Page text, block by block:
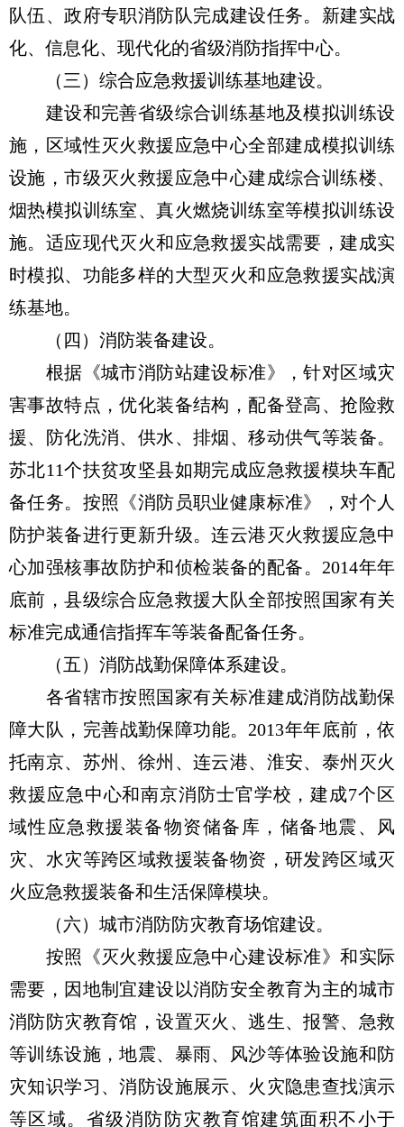
队伍、政府专职消防队完成建设任务。新建实战
化、信息化、现代化的省级消防指挥中心。
（三）综合应急救援训练基地建设。
建设和完善省级综合训练基地及模拟训练设
施，区域性灭火救援应急中心全部建成模拟训练
设施，市级灭火救援应急中心建成综合训练楼、
烟热模拟训练室、真火燃烧训练室等模拟训练设
施。适应现代灭火和应急救援实战需要，建成实
时模拟、功能多样的大型灭火和应急救援实战演
练基地。
（四）消防装备建设。
根据《城市消防站建设标准》，针对区域灾
害事故特点，优化装备结构，配备登高、抢险救
援、防化洗消、供水、排烟、移动供气等装备。
苏北11个扶贫攻坚县如期完成应急救援模块车配
备任务。按照《消防员职业健康标准》，对个人
防护装备进行更新升级。连云港灭火救援应急中
心加强核事故防护和侦检装备的配备。2014年年
底前，县级综合应急救援大队全部按照国家有关
标准完成通信指挥车等装备配备任务。
（五）消防战勤保障体系建设。
各省辖市按照国家有关标准建成消防战勤保
障大队，完善战勤保障功能。2013年年底前，依
托南京、苏州、徐州、连云港、淮安、泰州灭火
救援应急中心和南京消防士官学校，建成7个区
域性应急救援装备物资储备库，储备地震、风
灾、水灾等跨区域救援装备物资，研发跨区域灭
火应急救援装备和生活保障模块。
（六）城市消防防灾教育场馆建设。
按照《灭火救援应急中心建设标准》和实际
需要，因地制宜建设以消防安全教育为主的城市
消防防灾教育馆，设置灭火、逃生、报警、急救
等训练设施，地震、暴雨、风沙等体验设施和防
灾知识学习、消防设施展示、火灾隐患查找演示
等区域。省级消防防灾教育馆建筑面积不小于